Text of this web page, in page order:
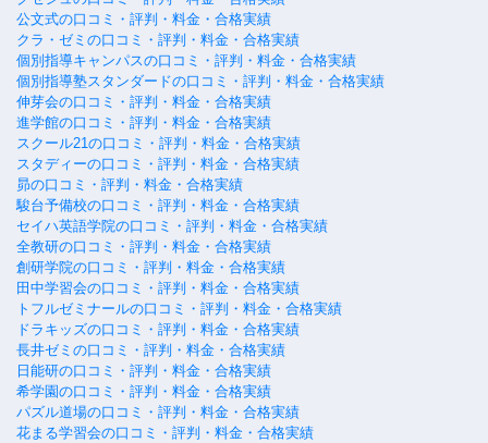
公文式の口コミ・評判・料金・合格実績
クラ・ゼミの口コミ・評判・料金・合格実績
個別指導キャンパスの口コミ・評判・料金・合格実績
個別指導塾スタンダードの口コミ・評判・料金・合格実績
伸芽会の口コミ・評判・料金・合格実績
進学館の口コミ・評判・料金・合格実績
スクール21の口コミ・評判・料金・合格実績
スタディーの口コミ・評判・料金・合格実績
昴の口コミ・評判・料金・合格実績
駿台予備校の口コミ・評判・料金・合格実績
セイハ英語学院の口コミ・評判・料金・合格実績
全教研の口コミ・評判・料金・合格実績
創研学院の口コミ・評判・料金・合格実績
田中学習会の口コミ・評判・料金・合格実績
トフルゼミナールの口コミ・評判・料金・合格実績
ドラキッズの口コミ・評判・料金・合格実績
長井ゼミの口コミ・評判・料金・合格実績
日能研の口コミ・評判・料金・合格実績
希学園の口コミ・評判・料金・合格実績
パズル道場の口コミ・評判・料金・合格実績
花まる学習会の口コミ・評判・料金・合格実績